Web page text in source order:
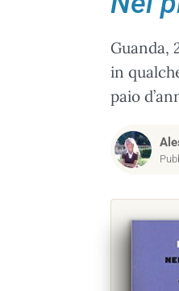
Guanda,
in
paio